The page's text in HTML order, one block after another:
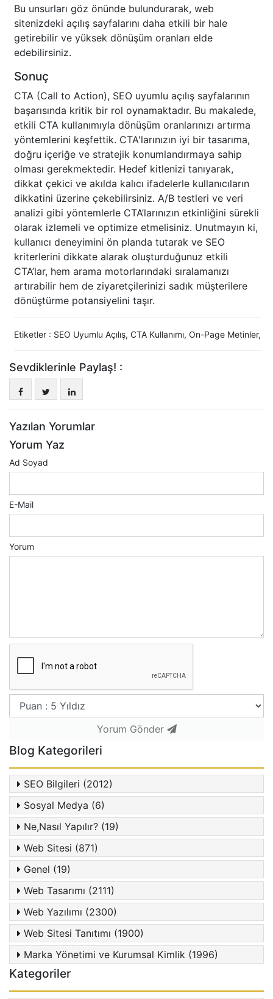
Bu unsurları göz önünde bulundurarak, web
sitenizdeki açılış sayfalarını daha etkili bir hale
getirebilir ve yüksek dönüşüm oranları elde
edebilirsiniz.
Sonuç
CTA (Call to Action), SEO uyumlu açılış sayfalarının
başarısında kritik bir rol oynamaktadır. Bu makalede,
etkili CTA kullanımıyla dönüşüm oranlarınızı artırma
yöntemlerini keşfettik. CTA'larınızın iyi bir tasarıma,
doğru içeriğe ve stratejik konumlandırmaya sahip
olması gerekmektedir. Hedef kitlenizi tanıyarak,
dikkat çekici ve akılda kalıcı ifadelerle kullanıcıların
dikkatini üzerine çekebilirsiniz. A/B testleri ve veri
analizi gibi yöntemlerle CTA’larınızın etkinliğini sürekli
olarak izlemeli ve optimize etmelisiniz. Unutmayın ki,
kullanıcı deneyimini ön planda tutarak ve SEO
kriterlerini dikkate alarak oluşturduğunuz etkili
CTA’lar, hem arama motorlarındaki sıralamanızı
artırabilir hem de ziyaretçilerinizi sadık müşterilere
dönüştürme potansiyelini taşır.
Etiketler : SEO Uyumlu Açılış, CTA Kullanımı, On-Page Metinler,
Sevdiklerinle Paylaş! :
Yazılan Yorumlar
Yorum Yaz
Ad Soyad
E-Mail
Yorum
Yorum Gönder
Blog Kategorileri
SEO Bilgileri (2012)
Sosyal Medya (6)
Ne,Nasıl Yapılır? (19)
Web Sitesi (871)
Genel (19)
Web Tasarımı (2111)
Web Yazılımı (2300)
Web Sitesi Tanıtımı (1900)
Marka Yönetimi ve Kurumsal Kimlik (1996)
Kategoriler